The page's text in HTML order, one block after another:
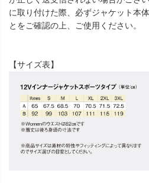
に取り付けた際、必ずジャケット本
とをご確認の上、ご使用ください。
【サイズ表】